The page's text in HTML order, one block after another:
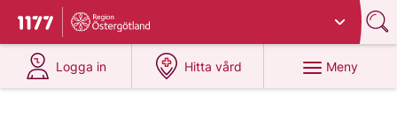
Till startsidan för 1177
Du har valt region
Logga in
på 1177.se
Hitta vård
på 1177.se
Meny